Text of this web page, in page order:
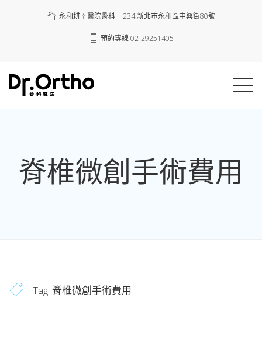
永和耕莘醫院骨科 | 234 新北市永和區中興街80號
預約專線 02-29251405
脊椎微創手術費用
Tag: 脊椎微創手術費用